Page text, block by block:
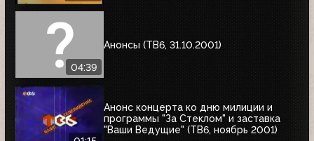
04:39
Анонсы (ТВ6, 31.10.2001)
Анонс концерта ко дню милиции и
программы "За Стеклом" и заставка
"Ваши Ведущие" (ТВ6, ноябрь 2001)